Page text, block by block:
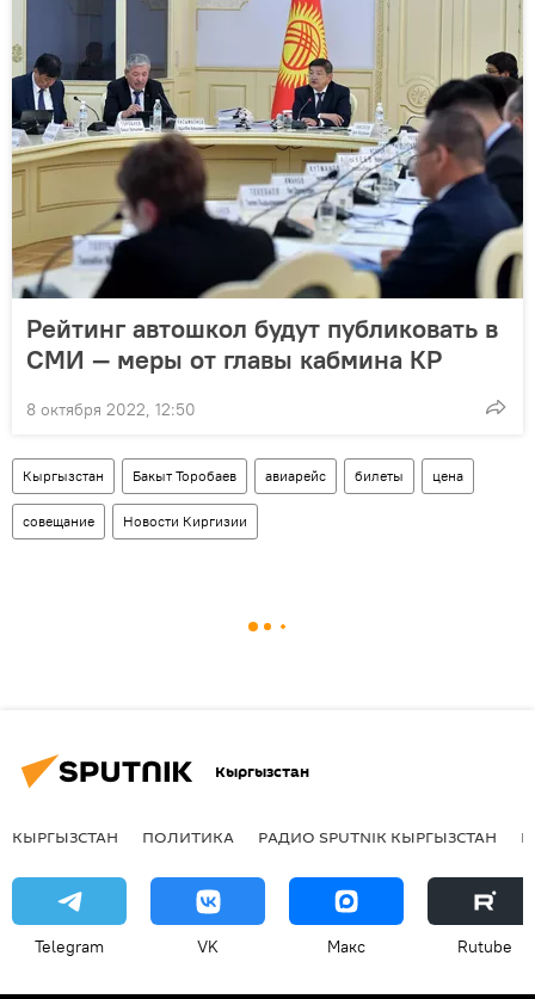
Рейтинг автошкол будут публиковать в
СМИ — меры от главы кабмина КР
8 октября 2022, 12:50
Кыргызстан Бакыт Торобаев авиарейс билеты цена
совещание Новости Киргизии
Кыргызстан
КЫРГЫЗСТАН ПОЛИТИКА РАДИО SPUTNIK КЫРГЫЗСТАН
Telegram VK Макс Rutube